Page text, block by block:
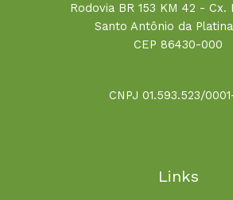
Rodovia BR 153 KM 42 - Cx.
Santo Antônio da
CEP 86430-000
CNPJ 01.593.523/
Links